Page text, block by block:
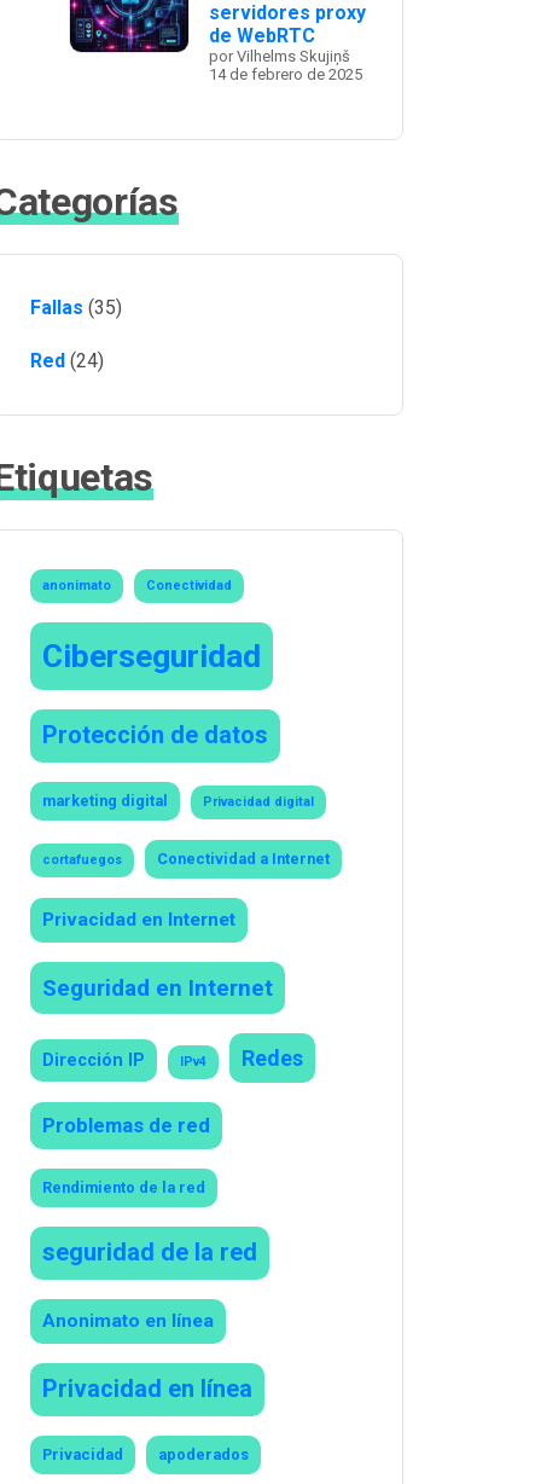
servidores proxy
de WebRTC
por Vilhelms Skujiņš
14 de febrero de 2025
Fallas (35)
Red (24)
anonimato Conectividad
Ciberseguridad
Protección de datos
marketing digital Privacidad digital
cortafuegos Conectividad a Internet
Privacidad en Internet
Seguridad en Internet
Dirección IP IPv4 Redes
Problemas de red
Rendimiento de la red
seguridad de la red
Anonimato en línea
Privacidad en línea
Privacidad apoderados